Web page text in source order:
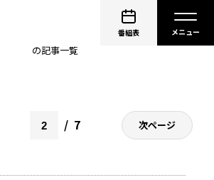
番組表
中元日芽香の「な」
の記事一覧
7 次ページ